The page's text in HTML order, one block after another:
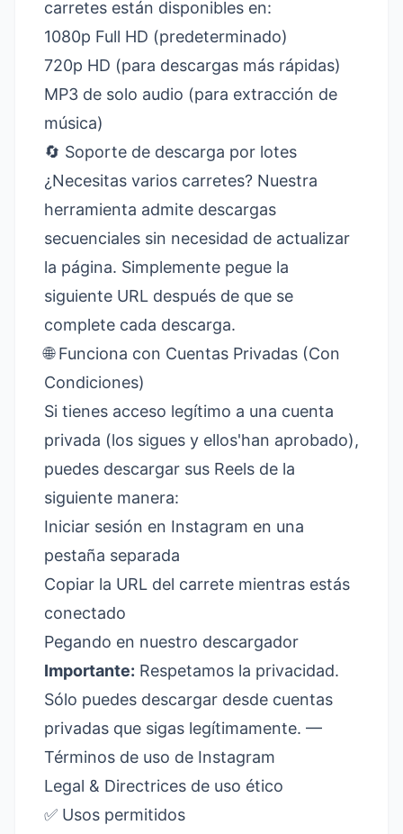
carretes están disponibles en:
1080p Full HD (predeterminado)
720p HD (para descargas más rápidas)
MP3 de solo audio (para extracción de
música)
🔄 Soporte de descarga por lotes
¿Necesitas varios carretes? Nuestra
herramienta admite descargas
secuenciales sin necesidad de actualizar
la página. Simplemente pegue la
siguiente URL después de que se
complete cada descarga.
🌐 Funciona con Cuentas Privadas (Con
Condiciones)
Si tienes acceso legítimo a una cuenta
privada (los sigues y ellos'han aprobado),
puedes descargar sus Reels de la
siguiente manera:
Iniciar sesión en Instagram en una
pestaña separada
Copiar la URL del carrete mientras estás
conectado
Pegando en nuestro descargador
Importante: Respetamos la privacidad.
Sólo puedes descargar desde cuentas
privadas que sigas legítimamente. —
Términos de uso de Instagram
Legal & Directrices de uso ético
✅ Usos permitidos